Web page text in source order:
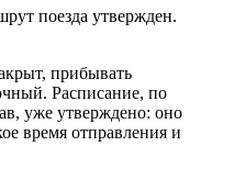
поезда утвержден.
прибывать
Расписание, по
уже утверждено: оно
время отправления и